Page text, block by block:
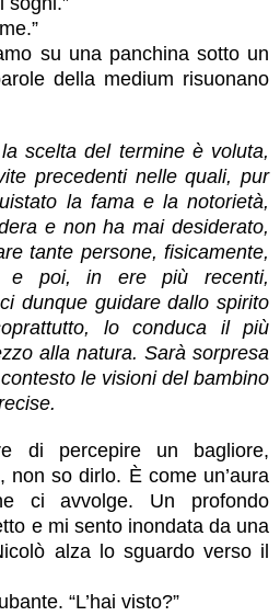
su una panchina sotto un
della medium risuonano
scelta del termine è voluta,
precedenti nelle quali, pur
la fama e la notorietà,
e non ha mai desiderato,
tante persone, fisicamente,
e poi, in ere più recenti,
dunque guidare dallo spirito
lo conduca il più
alla natura. Sarà sorpresa
le visioni del bambino
di percepire un bagliore,
so dirlo. È come un’aura
ci avvolge. Un profondo
e mi sento inondata da una
alza lo sguardo verso il
“L’hai visto?”